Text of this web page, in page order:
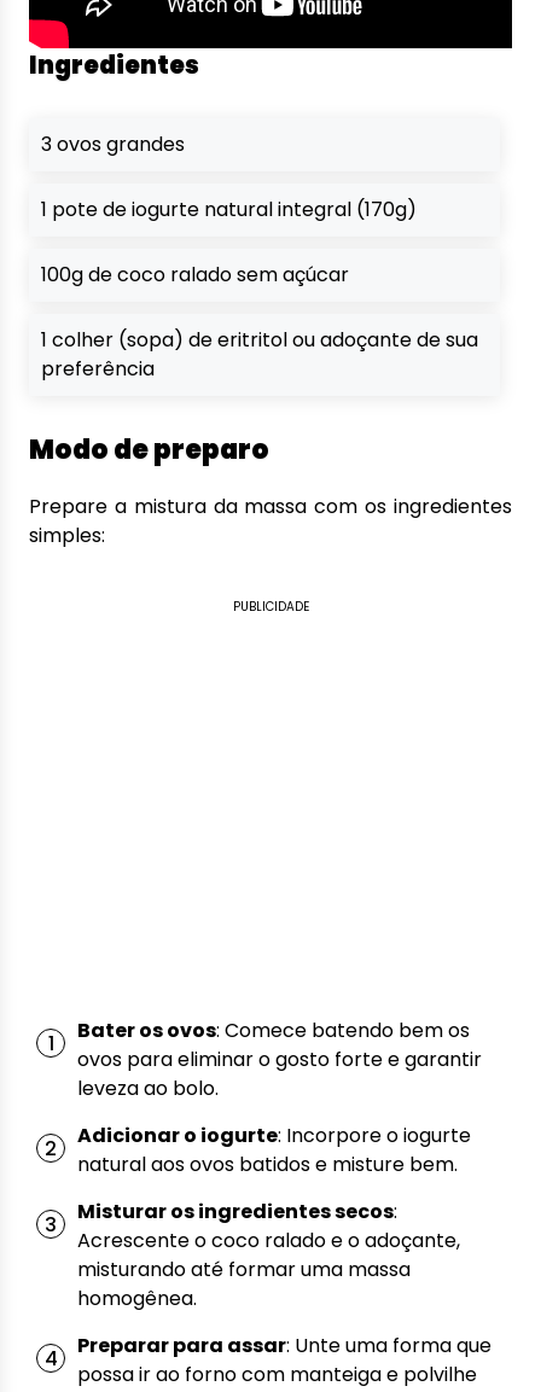
Ingredientes
3 ovos grandes
1 pote de iogurte natural integral (170g)
100g de coco ralado sem açúcar
1 colher (sopa) de eritritol ou adoçante de sua
preferência
Modo de preparo
Prepare a mistura da massa com os ingredientes
simples:
PUBLICIDADE
Bater os ovos: Comece batendo bem os
ovos para eliminar o gosto forte e garantir
leveza ao bolo.
Adicionar o iogurte: Incorpore o iogurte
natural aos ovos batidos e misture bem.
Misturar os ingredientes secos:
Acrescente o coco ralado e o adoçante,
misturando até formar uma massa
homogênea.
Preparar para assar: Unte uma forma que
possa ir ao forno com manteiga e polvilhe